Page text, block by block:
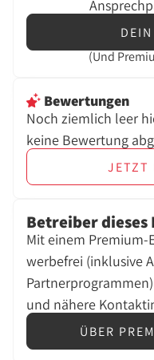
(Und
Bewertungen
Noch ziemlich leer
keine Bewertung
JETZT
Betreiber
Mit einem Premium-
werbefrei (inklusive
und nähere
ÜBER